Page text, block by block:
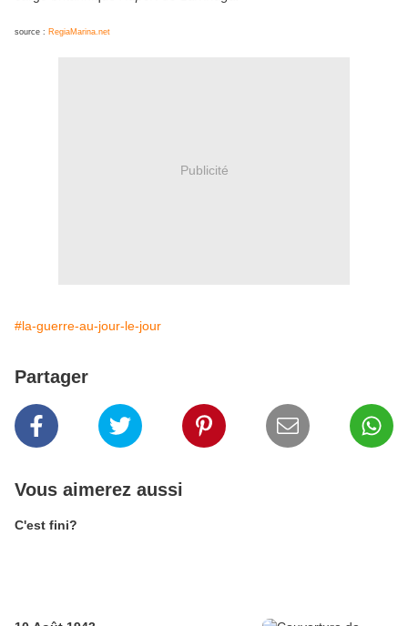
source : RegiaMarina.net
Publicité
#la-guerre-au-jour-le-jour
Partager
Vous aimerez aussi
C'est fini?